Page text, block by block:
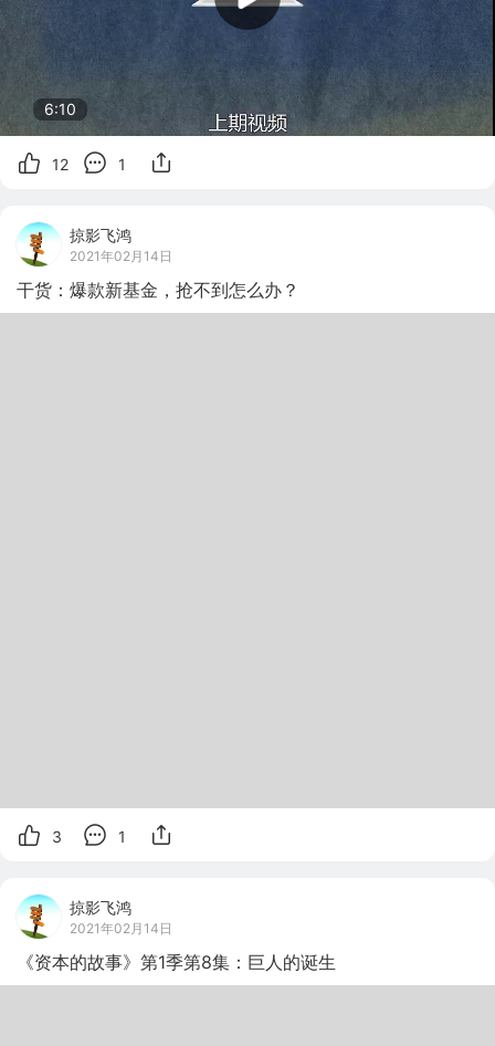
6:10
12 1
掠影飞鸿
2021年02月14日
干货：爆款新基金，抢不到怎么办？
3 1
掠影飞鸿
2021年02月14日
《资本的故事》第1季第8集：巨人的诞生